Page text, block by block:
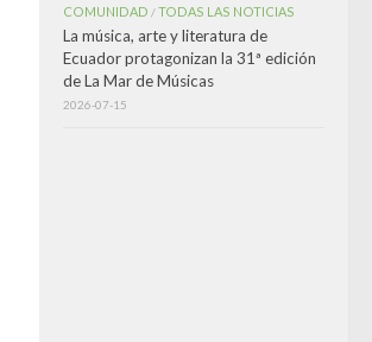
COMUNIDAD /TODAS LAS NOTICIAS
La música, arte y literatura de
Ecuador protagonizan la 31ª edición
de La Mar de Músicas
2026-07-15